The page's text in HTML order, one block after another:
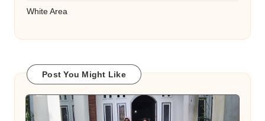
White Area
Post You Might Like